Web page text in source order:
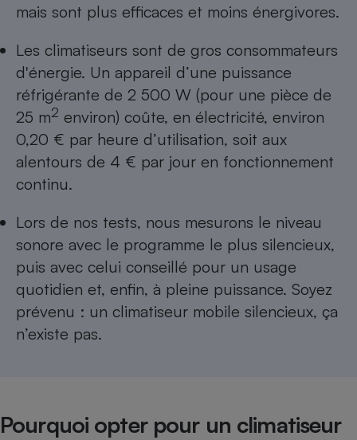
mais sont plus efficaces et moins énergivores.
Les climatiseurs sont de gros consommateurs
d'énergie. Un appareil d’une puissance
réfrigérante de 2 500 W (pour une pièce de
25 m2 environ) coûte, en électricité, environ
0,20 € par heure d’utilisation, soit aux
alentours de 4 € par jour en fonctionnement
continu.
Lors de nos tests, nous mesurons le niveau
sonore avec le programme le plus silencieux,
puis avec celui conseillé pour un usage
quotidien et, enfin, à pleine puissance. Soyez
prévenu : un climatiseur mobile silencieux, ça
n’existe pas.
Pourquoi opter pour un climatiseur
Robot ménager